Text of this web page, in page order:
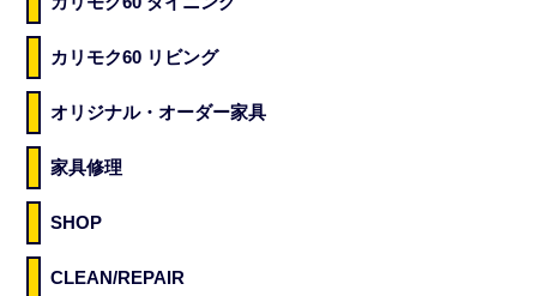
カリモク60 リビング
オリジナル・オーダー家具
家具修理
SHOP
CLEAN/REPAIR